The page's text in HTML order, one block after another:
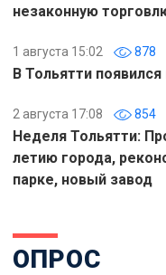
незаконную
1 августа 15:02 878
В Тольятти
2 августа 17:08 854
Неделя Тольятти:
летию города,
парке, новый завод
ОПРОС